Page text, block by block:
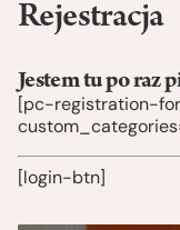
Rejestracja
Jestem tu po raz
[pc-registration-
[login-btn]